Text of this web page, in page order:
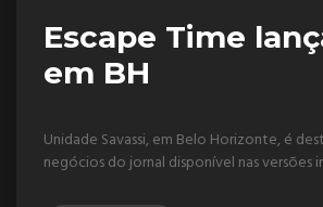
Escape Time
em BH
Unidade Savassi, em Belo Horizonte, é
negócios do jornal disponível nas versões